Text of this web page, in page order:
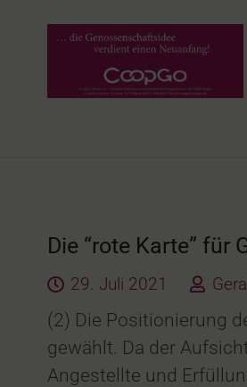
Die “rote Karte” für
29. Juli 2021
(2) Die Positionierung
gewählt. Da der
Angestellte und